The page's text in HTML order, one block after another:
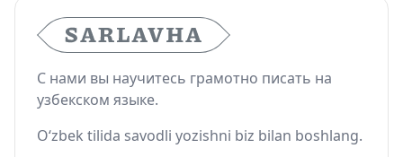
С нами вы научитесь грамотно писать на
узбекском языке.
O‘zbek tilida savodli yozishni biz bilan boshlang.